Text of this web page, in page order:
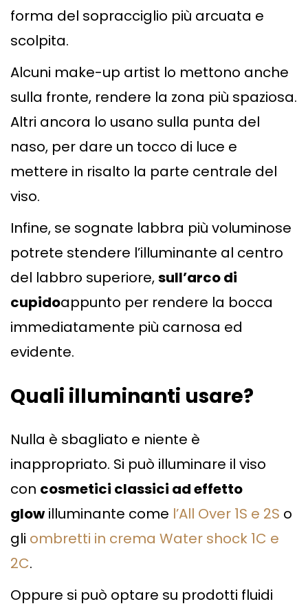
forma del sopracciglio più arcuata e
scolpita.
Alcuni make-up artist lo mettono anche
sulla fronte, rendere la zona più spaziosa.
Altri ancora lo usano sulla punta del
naso, per dare un tocco di luce e
mettere in risalto la parte centrale del
viso.
Infine, se sognate labbra più voluminose
potrete stendere l’illuminante al centro
del labbro superiore,sull’arco di
cupidoappunto per rendere la bocca
immediatamente più carnosa ed
evidente.
Quali illuminanti usare?
Nulla è sbagliato e niente è
inappropriato. Si può illuminare il viso
con cosmetici classici ad effetto
glowilluminante come l’All Over 1S e 2S o
gli ombretti in crema Water shock 1C e
2C.
Oppure si può optare su prodotti fluidi